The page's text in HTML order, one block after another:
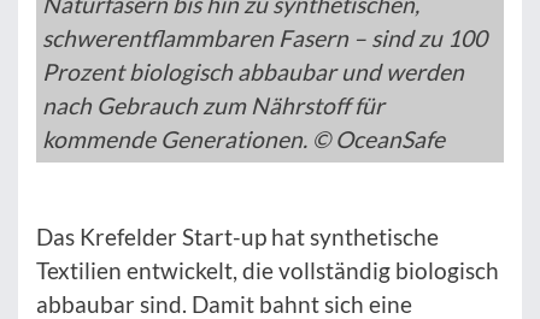
schwerentflammbaren Fasern – sind zu 100
Prozent biologisch abbaubar und werden
nach Gebrauch zum Nährstoff für
kommende Generationen. © OceanSafe
Das Krefelder Start-up hat synthetische
Textilien entwickelt, die vollständig biologisch
abbaubar sind. Damit bahnt sich eine